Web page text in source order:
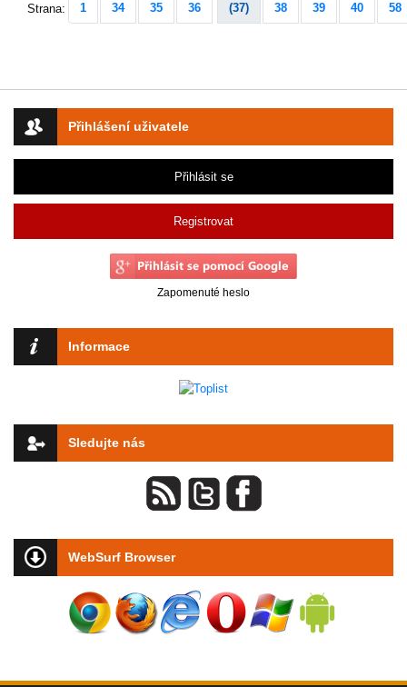
Přihlášení uživatele
Přihlásit se
Registrovat
Zapomenuté heslo
Informace
Sledujte nás
WebSurf Browser
Strana: 1 34 35 36 (37) 38 39 40 58